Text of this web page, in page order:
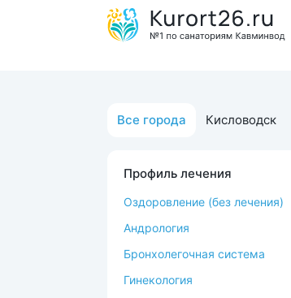
Все города Кисловодск
Профиль лечения
Оздоровление (без лечения)
Андрология
Бронхолегочная система
Гинекология